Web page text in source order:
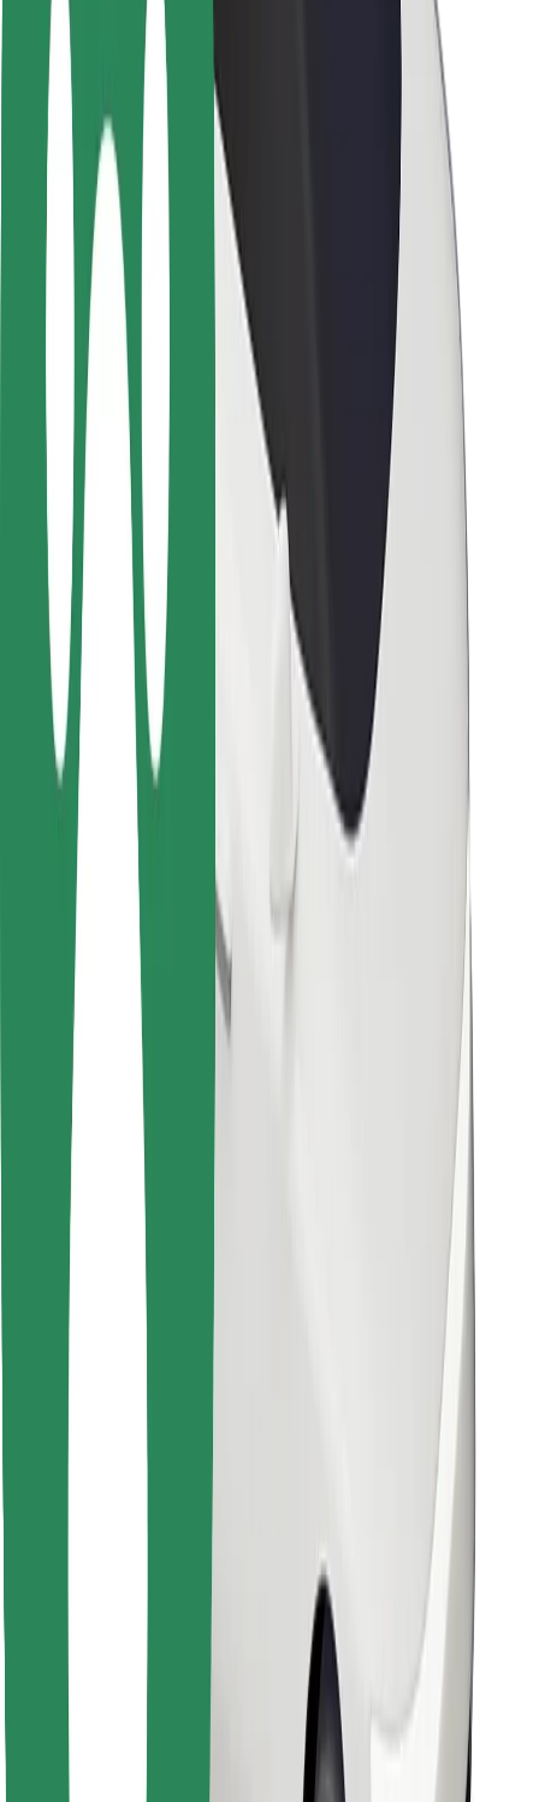
Seguridad para usuarios
Seguridad para conductores
Seguridad para patinetes
Laboratorio de seguridad
Ciudades
Dónde estamos
Soluciones para las ciudades
Aeropuertos
Estaciones de carga de Bolt
Soporte
Para usuarios
Para conductores
Para repartidores
Bolt Food
Para propietarios de flota
Para restaurantes
Bolt para empresas
Proveedores
Cookies
Seguridad
Consigue un viaje en minutos
Descargar la app de Bolt
Descargar la app de Bolt Food